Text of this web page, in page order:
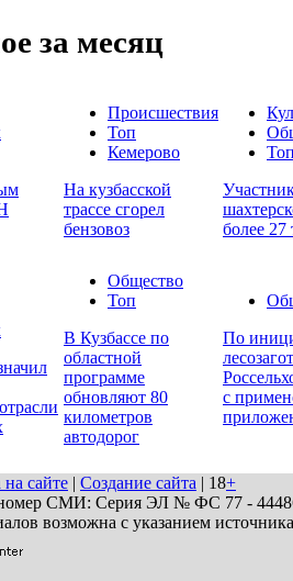
за месяц
Происшествия
Топ
Кемерово
На кузбасской
трассе сгорел
бензовоз
более 27
Общество
Топ
В Кузбассе по
областной
программе
обновляют 80
километров
автодорог
По
с
сайте | Создание сайта | 18+
СМИ: Серия ЭЛ № ФС 77 - 44486
возможна с указанием